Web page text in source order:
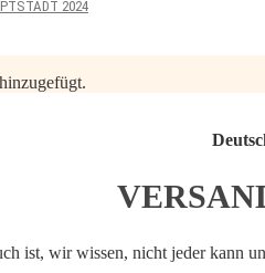
2024
ist, wir wissen, nicht jeder kann